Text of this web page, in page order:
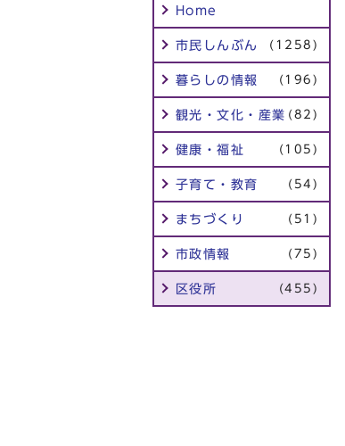
Home
市民しんぶん (1258)
暮らしの情報 (196)
観光・文化・産業 (82)
健康・福祉 (105)
子育て・教育 (54)
まちづくり (51)
市政情報 (75)
区役所 (455)